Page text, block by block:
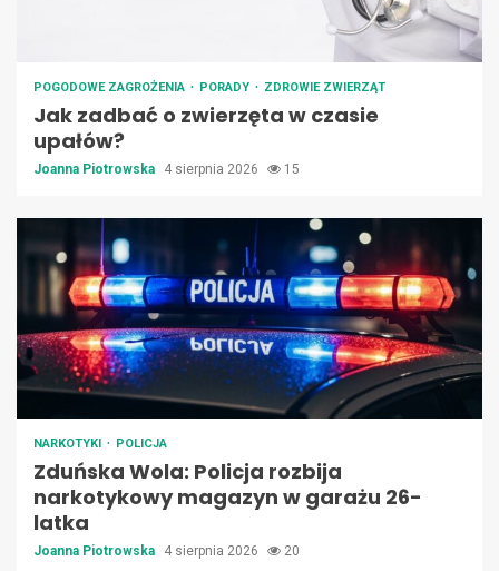
POGODOWE ZAGROŻENIA PORADY ZDROWIE ZWIERZĄT
Jak zadbać o zwierzęta w czasie
upałów?
Joanna Piotrowska 4 sierpnia 2026 15
NARKOTYKI POLICJA
Zduńska Wola: Policja rozbija
narkotykowy magazyn w garażu 26-
latka
Joanna Piotrowska 4 sierpnia 2026 20